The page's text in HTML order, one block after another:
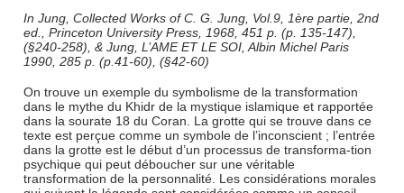
In Jung, Collected Works of C. G. Jung, Vol.9, 1ère partie, 2nd
ed., Princeton University Press, 1968, 451 p. (p. 135-147),
(§240-258), & Jung, L’AME ET LE SOI, Albin Michel Paris
1990, 285 p. (p.41-60), (§42-60)
On trouve un exemple du symbolisme de la transformation
dans le mythe du Khidr de la mystique islamique et rapportée
dans la sourate 18 du Coran. La grotte qui se trouve dans ce
texte est perçue comme un symbole de l’inconscient ; l’entrée
dans la grotte est le début d’un processus de transforma-tion
psychique qui peut déboucher sur une véritable
transformation de la personnalité. Les considérations morales